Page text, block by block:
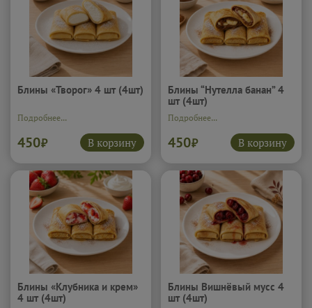
Блины «Творог» 4 шт (4шт)
Подробнее...
450₽ В корзину
Блины “Нутелла банан” 4
шт (4шт)
Подробнее...
450₽ В корзину
Блины «Клубника и крем»
4 шт (4шт)
Блины Вишнёвый мусс 4
шт (4шт)